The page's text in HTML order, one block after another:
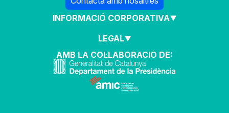
INFORMACIÓ CORPORATIVA
LEGAL
AMB LA COL·LABORACIÓ DE: